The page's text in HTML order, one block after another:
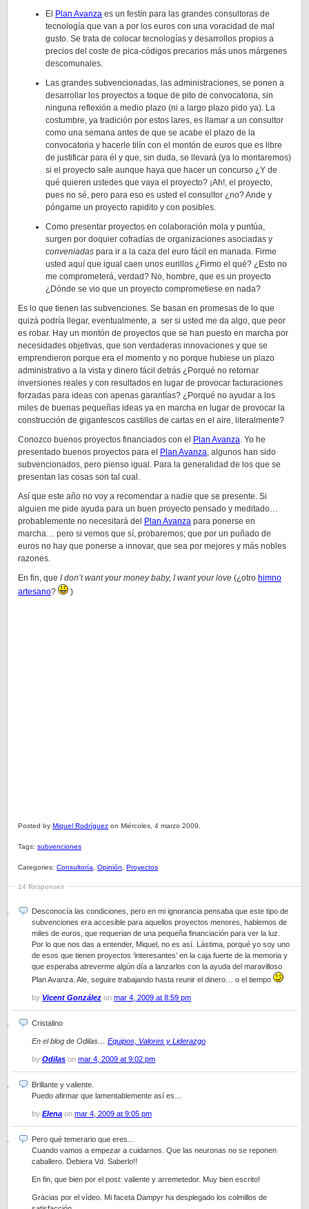
El Plan Avanza es un festín para las grandes consultoras de
tecnología que van a por los euros con una voracidad de mal
gusto. Se trata de colocar tecnologías y desarrollos propios a
precios del coste de pica-códigos precarios más unos márgenes
descomunales.
Las grandes subvencionadas, las administraciones, se ponen a
desarrollar los proyectos a toque de pito de convocatoria, sin
ninguna reflexión a medio plazo (ni a largo plazo pido ya). La
costumbre, ya tradición por estos lares, es llamar a un consultor
como una semana antes de que se acabe el plazo de la
convocatoria y hacerle tilín con el montón de euros que es libre
de justificar para él y que, sin duda, se llevará (ya lo montaremos)
si el proyecto sale aunque haya que hacer un concurso ¿Y de
qué quieren ustedes que vaya el proyecto? ¡Ah!, el proyecto,
pues no sé, pero para eso es usted el consultor ¿no? Ande y
póngame un proyecto rapidito y con posibles.
Como presentar proyectos en colaboración mola y puntúa,
surgen por doquier cofradías de organizaciones asociadas y
conveniadas para ir a la caza del euro fácil en manada. Firme
usted aquí que igual caen unos eurillos ¿Firmo el qué? ¿Esto no
me comprometerá, verdad? No, hombre, que es un proyecto
¿Dónde se vio que un proyecto comprometiese en nada?
Es lo que tienen las subvenciones. Se basan en promesas de lo que
quizá podría llegar, eventualmente, a ser si usted me da algo, que peor
es robar. Hay un montón de proyectos que se han puesto en marcha por
necesidades objetivas, que son verdaderas innovaciones y que se
emprendieron porque era el momento y no porque hubiese un plazo
administrativo a la vista y dinero fácil detrás ¿Porqué no retornar
inversiones reales y con resultados en lugar de provocar facturaciones
forzadas para ideas con apenas garantías? ¿Porqué no ayudar a los
miles de buenas pequeñas ideas ya en marcha en lugar de provocar la
construcción de gigantescos castillos de cartas en el aire, literalmente?
Conozco buenos proyectos financiados con el
Plan Avanza. Yo he
presentado buenos proyectos para el
Plan Avanza, algunos han sido
subvencionados, pero pienso igual. Para la generalidad de los que se
presentan las cosas son tal cual.
Así que este año no voy a recomendar a nadie que se presente. Si
alguien me pide ayuda para un buen proyecto pensado y meditado…
probablemente no necesitará del
Plan Avanza para ponerse en
marcha… pero si vemos que sí, probaremos; que por un puñado de
euros no hay que ponerse a innovar, que sea por mejores y más nobles
razones.
En fin, que I don’t want your money baby, I want your love (¿otro himno
artesano? )
Posted by Miquel Rodríguez on Miércoles, 4 marzo 2009.
Tags: subvenciones
Categories: Consultoría Opinión Proyectos
14 Responses
Desconocía las condiciones, pero en mi ignorancia pensaba que este tipo de
subvenciones era accesible para aquellos proyectos menores, hablemos de
miles de euros, que requerian de una pequeña financiación para ver la luz.
Por lo que nos das a entender, Miquel, no es así. Lástima, porqué yo soy uno
de esos que tienen proyectos ‘interesantes’ en la caja fuerte de la memoria y
que esperaba atreverme algún día a lanzarlos con la ayuda del maravilloso
Plan Avanza. Ale, seguire trabajando hasta reunir el dinero… o el tiempo
by Vicent González on mar 4, 2009 at 8:59 pm
Cristalino
En el blog de Odilas… Equipos, Valores y Liderazgo
by Odilas on mar 4, 2009 at 9:02 pm
Brillante y valiente.
Puedo afirmar que lamentablemente así es…
by Elena on mar 4, 2009 at 9:05 pm
Pero qué temerario que eres…
Cuando vamos a empezar a cuidarnos. Que las neuronas no se reponen
caballero. Debiera Vd. Saberlo!!
En fin, que bien por el post: valiente y arremetedor. Muy bien escrito!
Gràcias por el vídeo. Mi faceta Dampyr ha desplegado los colmillos de